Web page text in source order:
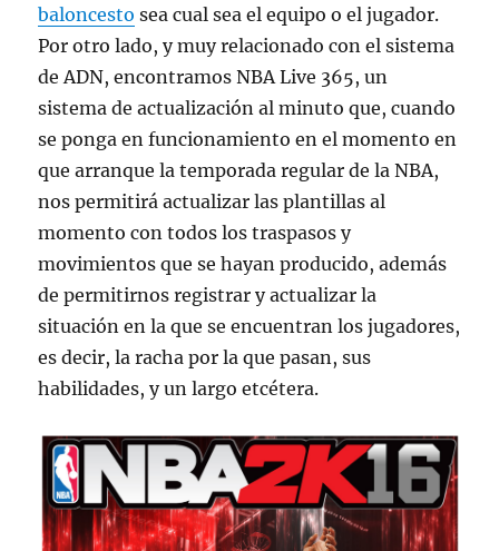
baloncesto sea cual sea el equipo o el jugador.
Por otro lado, y muy relacionado con el sistema
de ADN, encontramos NBA Live 365, un
sistema de actualización al minuto que, cuando
se ponga en funcionamiento en el momento en
que arranque la temporada regular de la NBA,
nos permitirá actualizar las plantillas al
momento con todos los traspasos y
movimientos que se hayan producido, además
de permitirnos registrar y actualizar la
situación en la que se encuentran los jugadores,
es decir, la racha por la que pasan, sus
habilidades, y un largo etcétera.